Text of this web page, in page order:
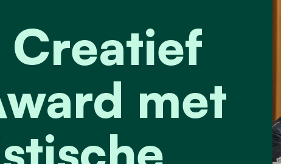
Creatief
met